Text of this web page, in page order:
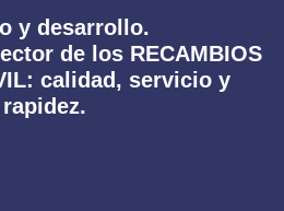
y desarrollo.
de los RECAMBIOS
calidad, servicio y
rapidez.